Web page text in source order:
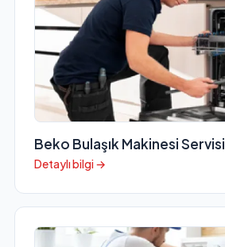
Beko Bulaşık Makinesi Servisi
Detaylı bilgi →